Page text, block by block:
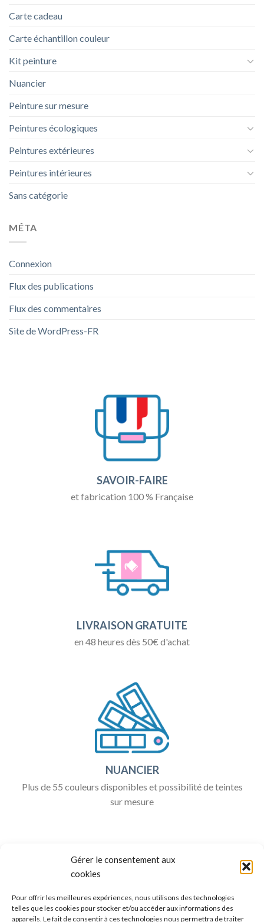
Gérer le consentement aux
cookies
Pour offrir les meilleures expériences, nous utilisons des technologies
telles que les cookies pour stocker et/ou accéder aux informations des
appareils. Le fait de consentir à ces technologies nous permettra de traiter
Carte cadeau
Carte échantillon couleur
Kit peinture
Nuancier
Peinture sur mesure
Peintures écologiques
Peintures extérieures
Peintures intérieures
Sans catégorie
MÉTA
Connexion
Flux des publications
Flux des commentaires
Site de WordPress-FR
SAVOIR-FAIRE
et fabrication 100 % Française
LIVRAISON GRATUITE
en 48 heures dès 50€ d'achat
NUANCIER
Plus de 55 couleurs disponibles et possibilité de teintes
sur mesure